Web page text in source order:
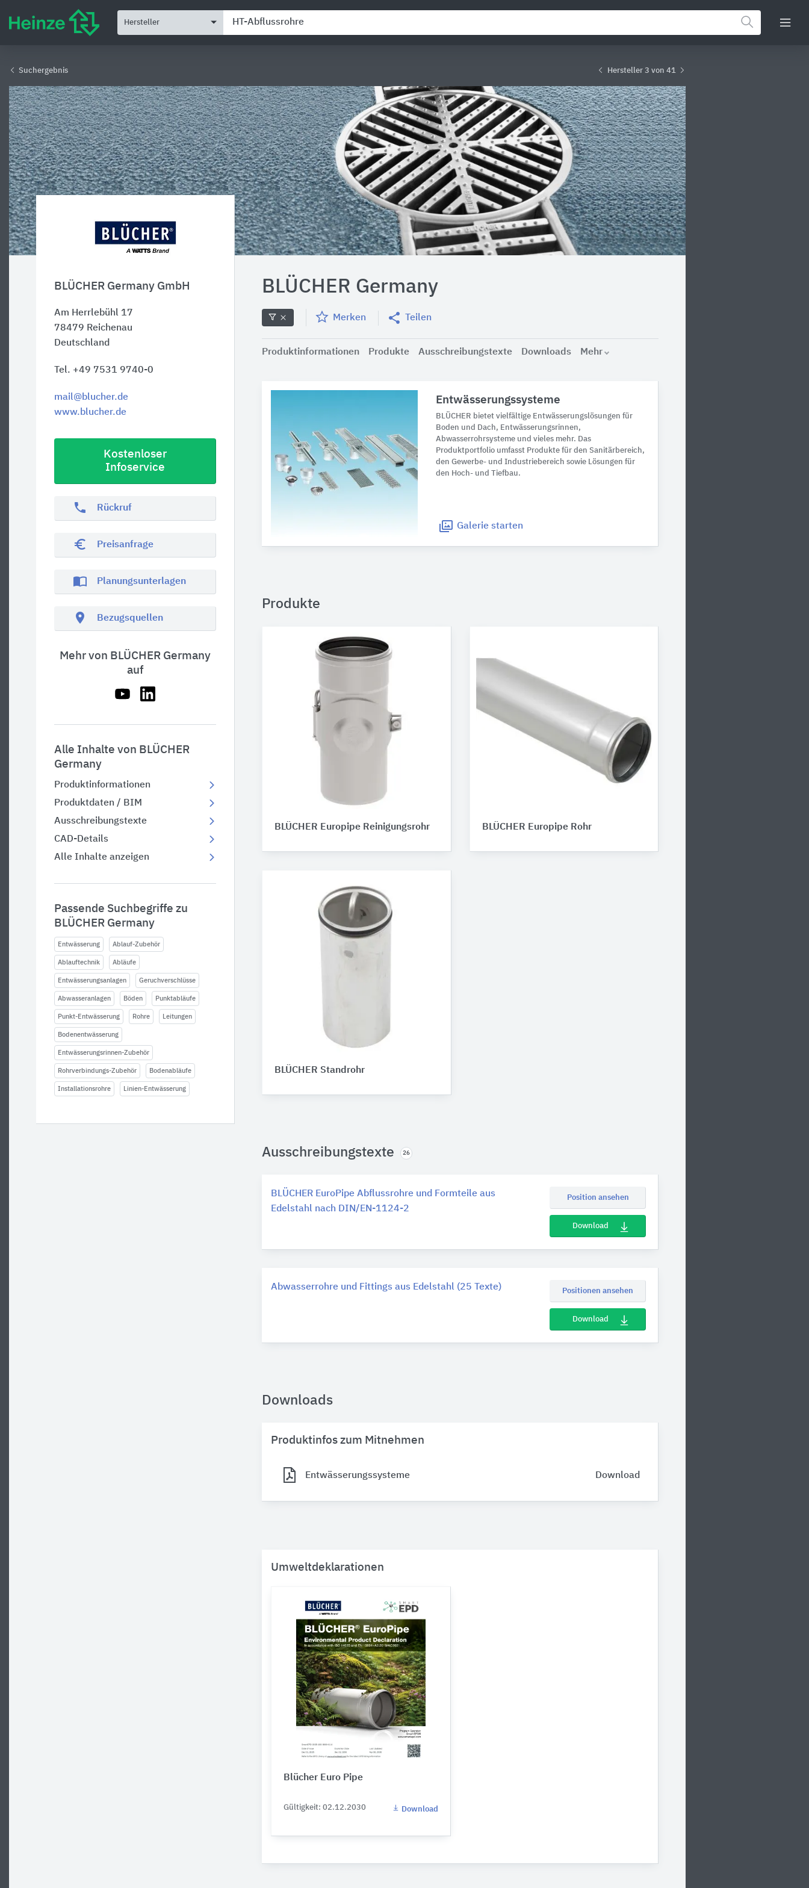
Hersteller
Suchergebnis Hersteller 3 von 41
BLÜCHER Germany GmbH
Am Herrlebühl 17
78479 Reichenau
Deutschland
Tel. +49 7531 9740-0
mail@blucher.de
www.blucher.de
Kostenloser
Infoservice
phone Rückruf
euro_symbol Preisanfrage
import_contacts Planungsunterlagen
location_on Bezugsquellen
Mehr von BLÜCHER Germany
auf
Alle Inhalte von BLÜCHER
Germany
Produktinformationen
Produktdaten / BIM
Ausschreibungstexte
CAD-Details
Alle Inhalte anzeigen
Passende Suchbegriffe zu
BLÜCHER Germany
Entwässerung Ablauf-Zubehör
Ablauftechnik Abläufe
Entwässerungsanlagen Geruchverschlüsse
Abwasseranlagen Böden Punktabläufe
Punkt-Entwässerung Rohre Leitungen
Bodenentwässerung
Entwässerungsrinnen-Zubehör
Rohrverbindungs-Zubehör Bodenabläufe
Installationsrohre Linien-Entwässerung
BLÜCHER Germany
Merken Teilen
Produktinformationen Produkte Ausschreibungstexte Downloads Mehr
Entwässerungssysteme
BLÜCHER bietet vielfältige Entwässerungslösungen für
Boden und Dach, Entwässerungsrinnen,
Abwasserrohrsysteme und vieles mehr. Das
Produktportfolio umfasst Produkte für den Sanitärbereich,
den Gewerbe- und Industriebereich sowie Lösungen für
den Hoch- und Tiefbau.
Galerie starten
Produkte
BLÜCHER Europipe Reinigungsrohr BLÜCHER Europipe Rohr
BLÜCHER Standrohr
Ausschreibungstexte 26
BLÜCHER EuroPipe Abflussrohre und Formteile aus
Edelstahl nach DIN/EN-1124-2
Position ansehen
Download
Abwasserrohre und Fittings aus Edelstahl (25 Texte) Positionen ansehen
Download
Downloads
Produktinfos zum Mitnehmen
Entwässerungssysteme Download
Umweltdeklarationen
Blücher Euro Pipe
Gültigkeit: 02.12.2030 Download